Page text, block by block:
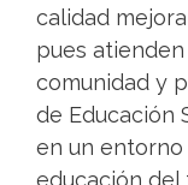
calidad
pues
comunidad y
de Educación
en un
educación